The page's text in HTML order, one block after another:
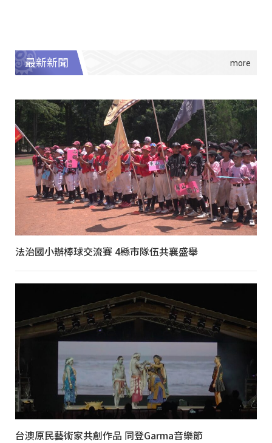
最新新聞
法治國小辦棒球交流賽 4縣市隊伍共襄盛舉
台澳原民藝術家共創作品 同登Garma音樂節